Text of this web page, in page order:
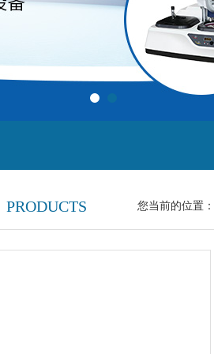
PRODUCTS 您当前的位置：